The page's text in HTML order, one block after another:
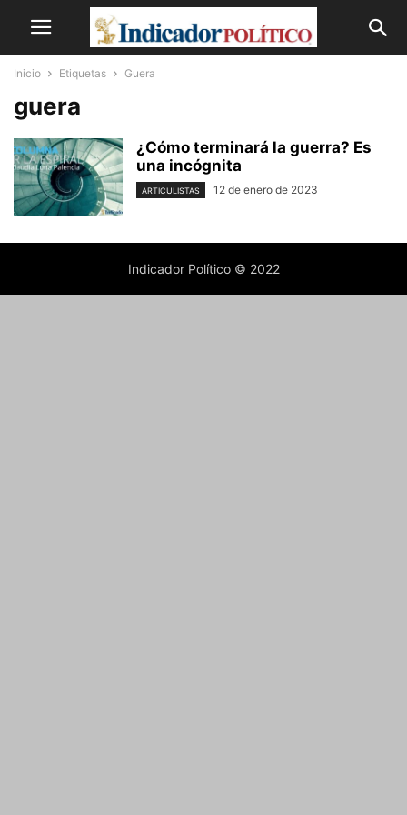
Inicio Etiquetas Guera
guera
¿Cómo terminará la guerra? Es
una incógnita
ARTICULISTAS 12 de enero de 2023
Indicador Político © 2022